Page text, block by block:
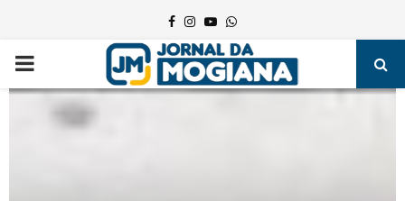
Facebook
Instagram
YoutubeWhatsapp
PRIMARY
MENU